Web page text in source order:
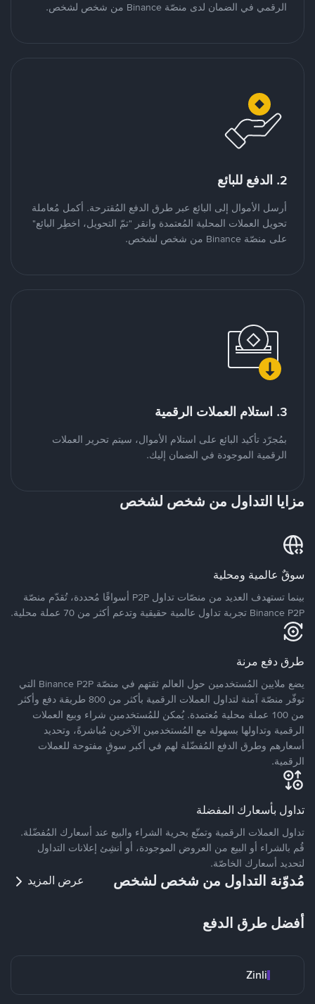
الرقمي في الضمان لدى منصّة Binance من شخص لشخص.
2. الدفع للبائع
أرسل الأموال إلى البائع عبر طرق الدفع المُقترحة. أكمل مُعاملة
تحويل العملات المحلية المُعتمدة وانقر "تمّ التحويل، اخطِر البائع"
على منصّة Binance من شخص لشخص.
3. استلام العملات الرقمية
بمُجرّد تأكيد البائع على استلام الأموال، سيتم تحرير العملات
الرقمية الموجودة في الضمان إليك.
مزايا التداول من شخص لشخص
سوقٌ عالمية ومحلية
بينما تستهدف العديد من منصّات تداول P2P أسواقًا مُحددة، تُقدّم منصّة
Binance P2P تجربة تداول عالمية حقيقية وتدعم أكثر من 70 عملة محلية.
طرق دفع مرنة
يضع ملايين المُستخدمين حول العالم ثقتهم في منصّة Binance P2P التي
توفّر منصّة آمنة لتداول العملات الرقمية بأكثر من 800 طريقة دفع وأكثر
من 100 عملة محلية مُعتمدة. يُمكن للمُستخدمين شراء وبيع العملات
الرقمية وتداولها بسهولة مع المُستخدمين الآخرين مُباشرةً، وتحديد
أسعارهم وطرق الدفع المُفضّلة لهم في أكبر سوقٍ مفتوحة للعملات
الرقمية.
تداول بأسعارك المفضلة
تداول العملات الرقمية وتمتّع بحرية الشراء والبيع عند أسعارك المُفضّلة.
قُم بالشراء أو البيع من العروض الموجودة، أو أنشِئ إعلانات التداول
لتحديد أسعارك الخاصّة.
مُدوّنة التداول من شخص لشخص عرض المزيد
أفضل طرق الدفع
Zinli